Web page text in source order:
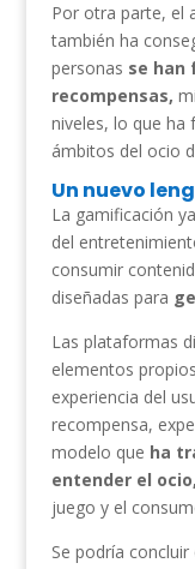
Por otra parte, el
también ha
personas se han
recompensas,
niveles, lo que ha
ámbitos del ocio
Un nuevo
La gamificación
del
consumir
diseñadas para
Las plataformas
elementos
experiencia del
recompensa,
modelo que ha
entender el ocio,
juego y el
Se podría